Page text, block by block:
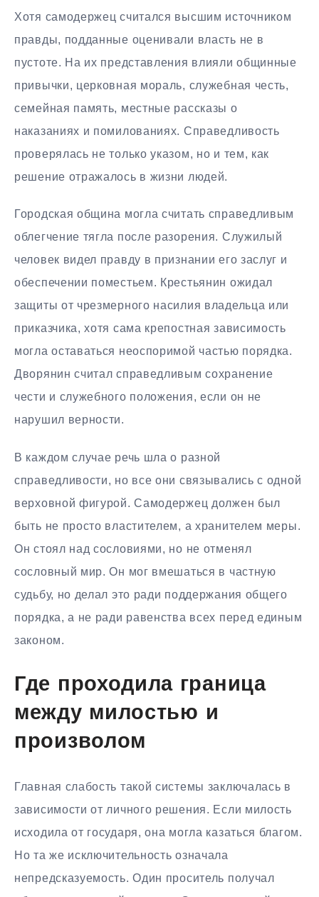
Хотя самодержец считался высшим источником
правды, подданные оценивали власть не в
пустоте. На их представления влияли общинные
привычки, церковная мораль, служебная честь,
семейная память, местные рассказы о
наказаниях и помилованиях. Справедливость
проверялась не только указом, но и тем, как
решение отражалось в жизни людей.
Городская община могла считать справедливым
облегчение тягла после разорения. Служилый
человек видел правду в признании его заслуг и
обеспечении поместьем. Крестьянин ожидал
защиты от чрезмерного насилия владельца или
приказчика, хотя сама крепостная зависимость
могла оставаться неоспоримой частью порядка.
Дворянин считал справедливым сохранение
чести и служебного положения, если он не
нарушил верности.
В каждом случае речь шла о разной
справедливости, но все они связывались с одной
верховной фигурой. Самодержец должен был
быть не просто властителем, а хранителем меры.
Он стоял над сословиями, но не отменял
сословный мир. Он мог вмешаться в частную
судьбу, но делал это ради поддержания общего
порядка, а не ради равенства всех перед единым
законом.
Где проходила граница
между милостью и
произволом
Главная слабость такой системы заключалась в
зависимости от личного решения. Если милость
исходила от государя, она могла казаться благом.
Но та же исключительность означала
непредсказуемость. Один проситель получал